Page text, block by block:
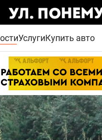
УслугиКупить авто